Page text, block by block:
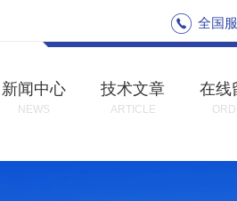
全国
新闻中心
NEWS
技术文章
ARTICLE
在线